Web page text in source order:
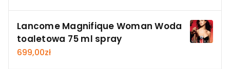
Lancome Magnifique Woman Woda
toaletowa 75 ml spray
699,00zł